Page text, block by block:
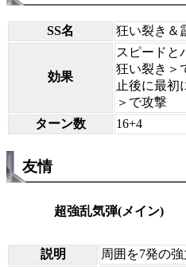
SS名 狂い裂き＆
効果
スピードと
狂い裂き＞
止後に最初
＞で攻撃
ターン数
16+4
友情
超強乱気弾(メイン)
説明
周囲を7発の